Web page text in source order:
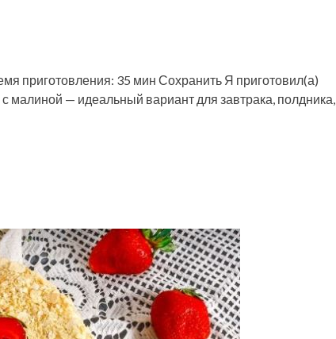
приготовления: 35 мин Сохранить Я приготовил(а)
малиной — идеальный вариант для завтрака, полдника,